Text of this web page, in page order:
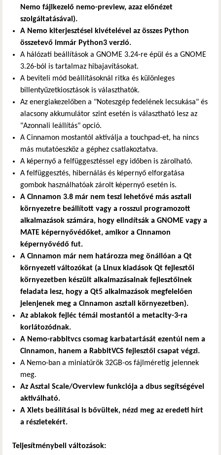
Nemo fájlkezelő nemo-preview, azaz előnézet
szolgáltatásával).
A Nemo kiterjesztései kivételével az összes Python
összetevő immár Python3 verzió.
A hálózati beállítások a GNOME 3.24-re épül és a GNOME
3.26-ból is tartalmaz hibajavításokat.
A beviteli mód beállításoknál ritka és különleges
billentyűzetkiosztások is választhatók.
Az energiakezelőben a "Noteszgép fedelének lecsukása" és
alacsony akkumulátor szint esetén is választható lesz az
"Azonnali leállítás" opció.
A Cinnamon mostantól aktiválja a touchpad-et, ha nincs
más mutatóeszköz a géphez csatlakoztatva.
A képernyő a felfüggesztéssel egy időben is zárolható.
A felfüggesztés, hibernálás és képernyő elforgatása
gombok használhatóak zárolt képernyő esetén is.
A Cinnamon 3.8 már nem teszi lehetővé más asztali
környezetre beállított vagy a rosszul programozott
alkalmazások számára, hogy elindítsák a GNOME vagy a
MATE képernyővédőket, amikor a Cinnamon
képernyővédő fut.
A Cinnamon már nem határozza meg önállóan a Qt
környezeti változókat (a Linux kiadások Qt fejlesztői
környezetben készült alkalmazásainak fejlesztőinek
feladata lesz, hogy a Qt5 alkalmazások megfelelően
jelenjenek meg a Cinnamon asztali környezetben).
Az ablakok fejléc témái mostantól a metacity-3-ra
korlátozódnak.
A Nemo-rabbitvcs csomag karbatartását ezentúl nem a
Cinnamon, hanem a RabbitVCS fejlesztői csapat végzi.
A Nemo-ban a miniatűrök 32GB-os fájlméretig jelennek
meg.
Az Asztal Scale/Overview funkciója a dbus segítségével
aktiválható.
A Xlets beállításai is bővültek, nézd meg az eredeti hírt
a részletekért.
Teljesítménybeli változások: